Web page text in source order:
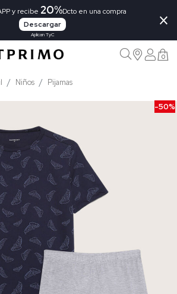
y recibe 20%Dcto en una compra
Descargar
Aplican TyC
×
0
Niños Pijamas
-50%